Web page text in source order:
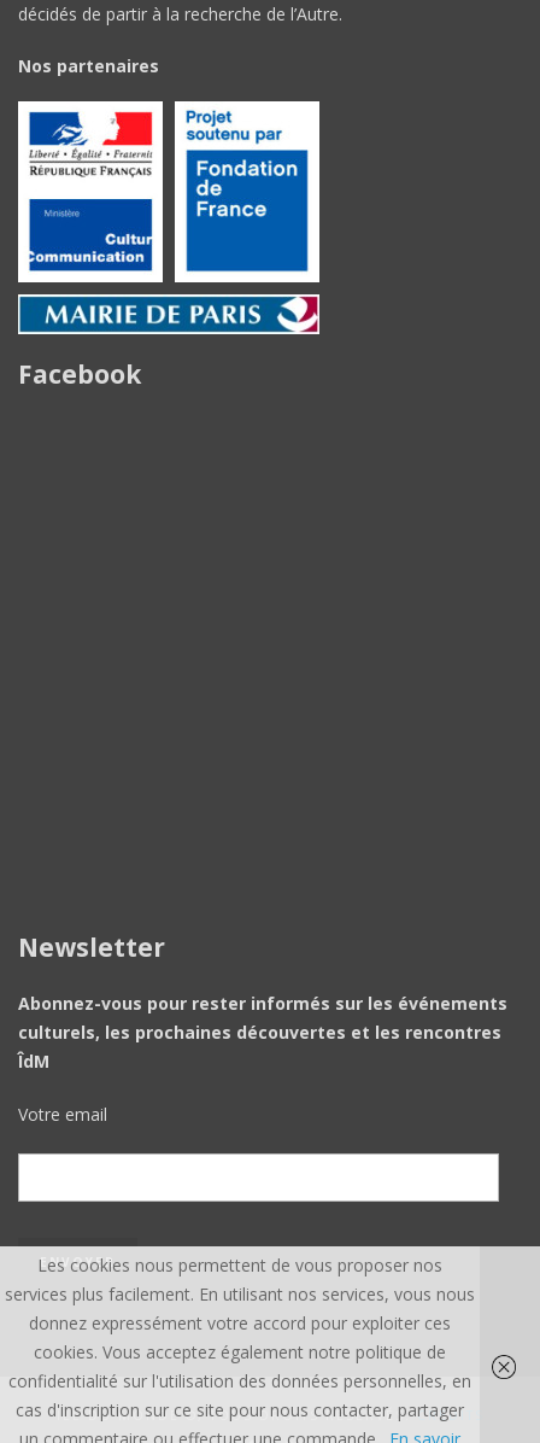
décidés de partir à la recherche de l’Autre.
Nos partenaires
Facebook
Newsletter
Abonnez-vous pour rester informés sur les événements
culturels, les prochaines découvertes et les rencontres
ÎdM
Votre email
ÎLE DU MONDE ©, TOUS DROITS RÉSERVÉS.CREDITS
Les cookies nous permettent de vous proposer nos
services plus facilement. En utilisant nos services, vous nous
donnez expressément votre accord pour exploiter ces
cookies. Vous acceptez également notre politique de
confidentialité sur l'utilisation des données personnelles, en
cas d'inscription sur ce site pour nous contacter, partager